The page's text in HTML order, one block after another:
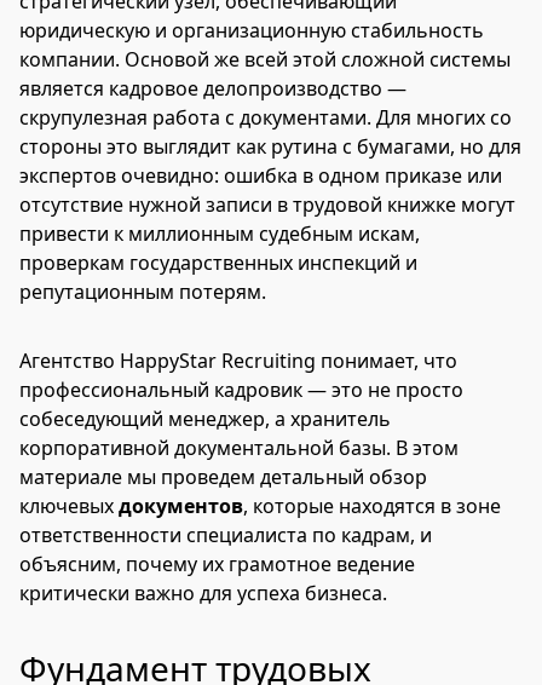
юридическую и организационную стабильность
компании. Основой же всей этой сложной системы
является кадровое делопроизводство —
скрупулезная работа с документами. Для многих со
стороны это выглядит как рутина с бумагами, но для
экспертов очевидно: ошибка в одном приказе или
отсутствие нужной записи в трудовой книжке могут
привести к миллионным судебным искам,
проверкам государственных инспекций и
репутационным потерям.
Агентство HappyStar Recruiting понимает, что
профессиональный кадровик — это не просто
собеседующий менеджер, а хранитель
корпоративной документальной базы. В этом
материале мы проведем детальный обзор
ключевыхдокументов, которые находятся в зоне
ответственности специалиста по кадрам, и
объясним, почему их грамотное ведение
критически важно для успеха бизнеса.
Фундамент трудовых